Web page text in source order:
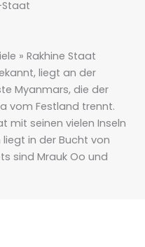
» Rakhine Staat
liegt an der
Myanmars, die der
vom Festland trennt.
mit seinen vielen Inseln
in der Bucht von
sind Mrauk Oo und